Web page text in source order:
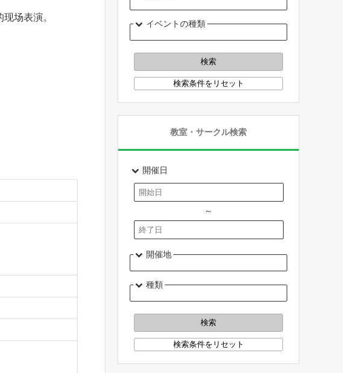
场表演。
イベントの種類
教室・サークル検索
開催日
～
開催地
種類